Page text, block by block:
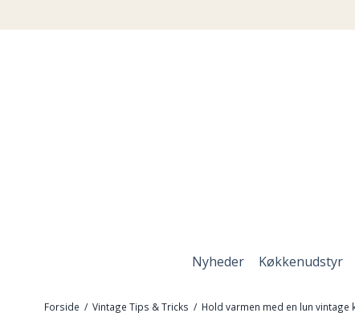
Nyheder Køkkenudstyr
Forside / Vintage Tips & Tricks / Hold varmen med en lun vintage